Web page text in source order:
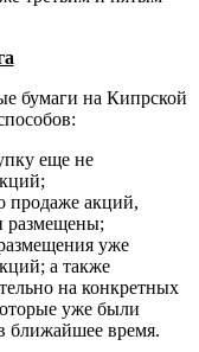
бумаги на Кипрской
еще не
продаже акций,
размещены;
уже
а также
на конкретных
уже были
время.